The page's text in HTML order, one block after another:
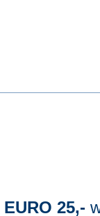
EURO 25,-